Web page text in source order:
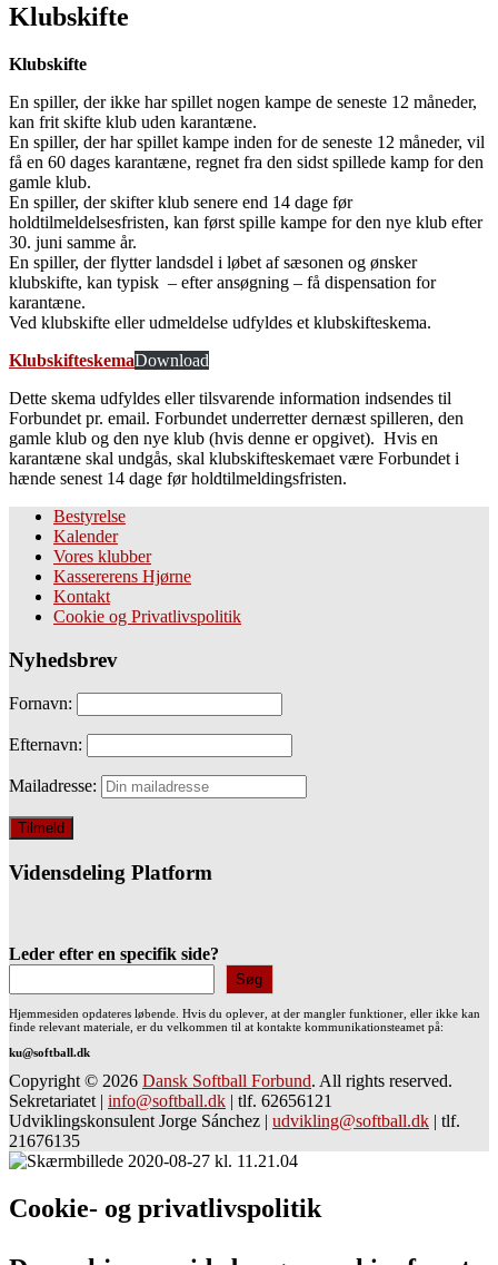
Klubskifte
Klubskifte
En spiller, der ikke har spillet nogen kampe de seneste 12 måneder,
kan frit skifte klub uden karantæne.
En spiller, der har spillet kampe inden for de seneste 12 måneder, vil
få en 60 dages karantæne, regnet fra den sidst spillede kamp for den
gamle klub.
En spiller, der skifter klub senere end 14 dage før
holdtilmeldelsesfristen, kan først spille kampe for den nye klub efter
30. juni samme år.
En spiller, der flytter landsdel i løbet af sæsonen og ønsker
klubskifte, kan typisk – efter ansøgning – få dispensation for
karantæne.
Ved klubskifte eller udmeldelse udfyldes et klubskifteskema.
KlubskifteskemaDownload
Dette skema udfyldes eller tilsvarende information indsendes til
Forbundet pr. email. Forbundet underretter dernæst spilleren, den
gamle klub og den nye klub (hvis denne er opgivet). Hvis en
karantæne skal undgås, skal klubskifteskemaet være Forbundet i
hænde senest 14 dage før holdtilmeldingsfristen.
Bestyrelse
Kalender
Vores klubber
Kassererens Hjørne
Kontakt
Cookie og Privatlivspolitik
Nyhedsbrev
Fornavn:
Efternavn:
Mailadresse:
Vidensdeling Platform
Leder efter en specifik side?
Søg
Hjemmesiden opdateres løbende. Hvis du oplever, at der mangler funktioner, eller ikke kan
finde relevant materiale, er du velkommen til at kontakte kommunikationsteamet på:
ku@softball.dk
Copyright © 2026 Dansk Softball Forbund. All rights reserved.
Sekretariatet | info@softball.dk | tlf. 62656121
Udviklingskonsulent Jorge Sánchez | udvikling@softball.dk | tlf.
21676135
Cookie- og privatlivspolitik